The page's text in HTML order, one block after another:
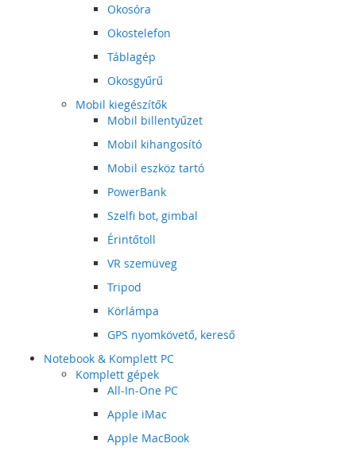
Okosóra
Okostelefon
Táblagép
Okosgyűrű
Mobil kiegészítők
Mobil billentyűzet
Mobil kihangosító
Mobil eszköz tartó
PowerBank
Szelfi bot, gimbal
Érintőtoll
VR szemüveg
Tripod
Körlámpa
GPS nyomkövető, kereső
Notebook & Komplett PC
Komplett gépek
All-In-One PC
Apple iMac
Apple MacBook